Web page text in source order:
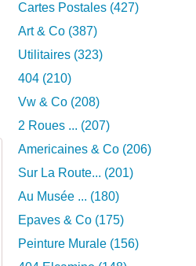
Cartes Postales (427)
Art & Co (387)
Utilitaires (323)
404 (210)
Vw & Co (208)
2 Roues ... (207)
Americaines & Co (206)
Sur La Route... (201)
Au Musée ... (180)
Epaves & Co (175)
Peinture Murale (156)